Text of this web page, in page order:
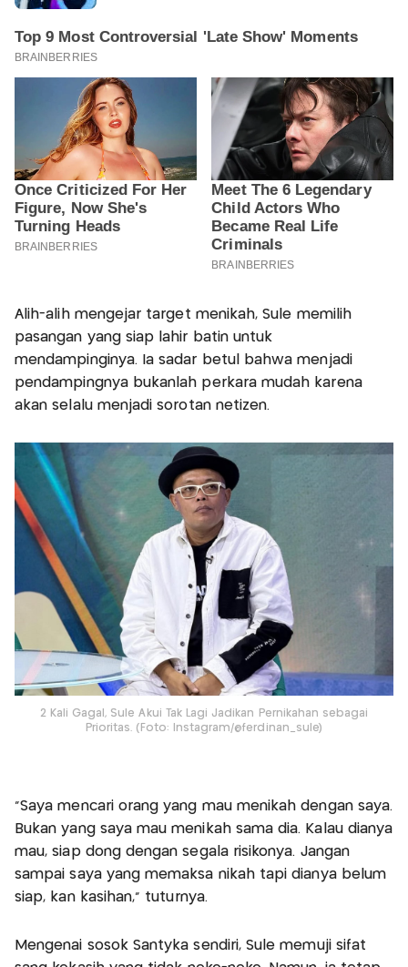
Alih-alih mengejar target menikah, Sule memilih
pasangan yang siap lahir batin untuk
mendampinginya. Ia sadar betul bahwa menjadi
pendampingnya bukanlah perkara mudah karena
akan selalu menjadi sorotan netizen.
2 Kali Gagal, Sule Akui Tak Lagi Jadikan Pernikahan sebagai
Prioritas. (Foto: Instagram/@ferdinan_sule)
"Saya mencari orang yang mau menikah dengan saya.
Bukan yang saya mau menikah sama dia. Kalau dianya
mau, siap dong dengan segala risikonya. Jangan
sampai saya yang memaksa nikah tapi dianya belum
siap, kan kasihan," tuturnya.
Mengenai sosok Santyka sendiri, Sule memuji sifat